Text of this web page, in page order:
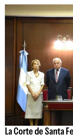
La Corte de Santa